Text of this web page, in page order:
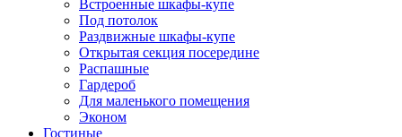
Встроенные шкафы-купе
Под потолок
Раздвижные шкафы-купе
Открытая секция посередине
Распашные
Гардероб
Для маленького помещения
Эконом
Гостиные